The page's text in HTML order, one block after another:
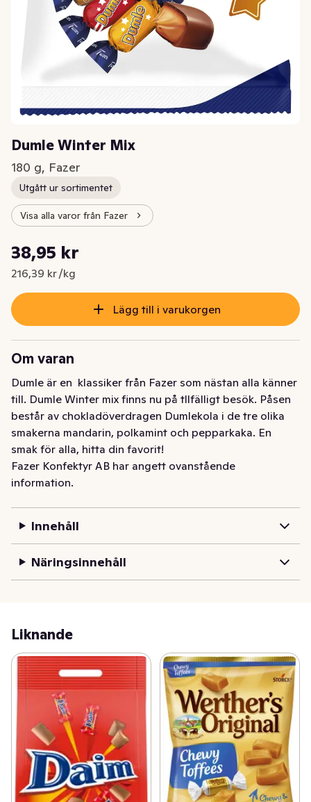
Dumle Winter Mix
180 g, Fazer
Utgått ur sortimentet
Visa alla varor från Fazer
Nuvarande pris är: 38,95 kr
38,95 kr
216,39 kr /kg
Styckpris: 216,39 kr /kg
Lägg till i varukorgen
Om varan
Dumle är en  klassiker från Fazer som nästan alla känner
till. Dumle Winter mix finns nu på tllfälligt besök. Påsen
består av chokladöverdragen Dumlekola i de tre olika
smakerna mandarin, polkamint och pepparkaka. En
smak för alla, hitta din favorit!
Fazer Konfektyr AB har angett ovanstående
information.
Innehåll
Näringsinnehåll
Liknande